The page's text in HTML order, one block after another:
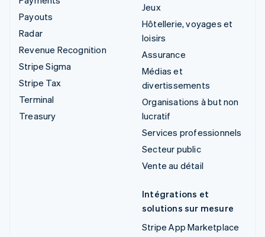
Payouts
Radar
Revenue Recognition
Stripe Sigma
Stripe Tax
Terminal
Treasury
Jeux
Hôtellerie, voyages et
loisirs
Assurance
Médias et
divertissements
Organisations à but non
lucratif
Services professionnels
Secteur public
Vente au détail
Intégrations et
solutions sur mesure
Stripe App Marketplace